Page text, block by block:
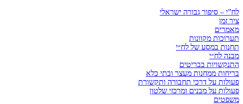
לח”י – סיפור גבורה ישראלי
ציר זמן
מאמרים
תערוכות מקוונות
תחנות במסע של לח״י
מבנה לח״י
התנקשויות בבריטים
בריחות ממחנות מעצר ובתי כלא
פעולות על דרכי תחבורה ותקשורת
פעולות על מבנים ומרכזי שלטון
משפטים